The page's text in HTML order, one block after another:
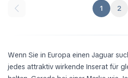
1 2
Wenn Sie in Europa einen Jaguar
jedes attraktiv wirkende Inserat für